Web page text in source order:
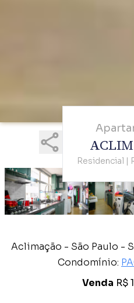
Residencial |
Aclimação - São Paulo -
Condomínio:
Venda R$